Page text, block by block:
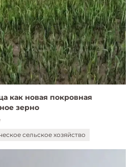
как новая покровная
сельское хозяйство